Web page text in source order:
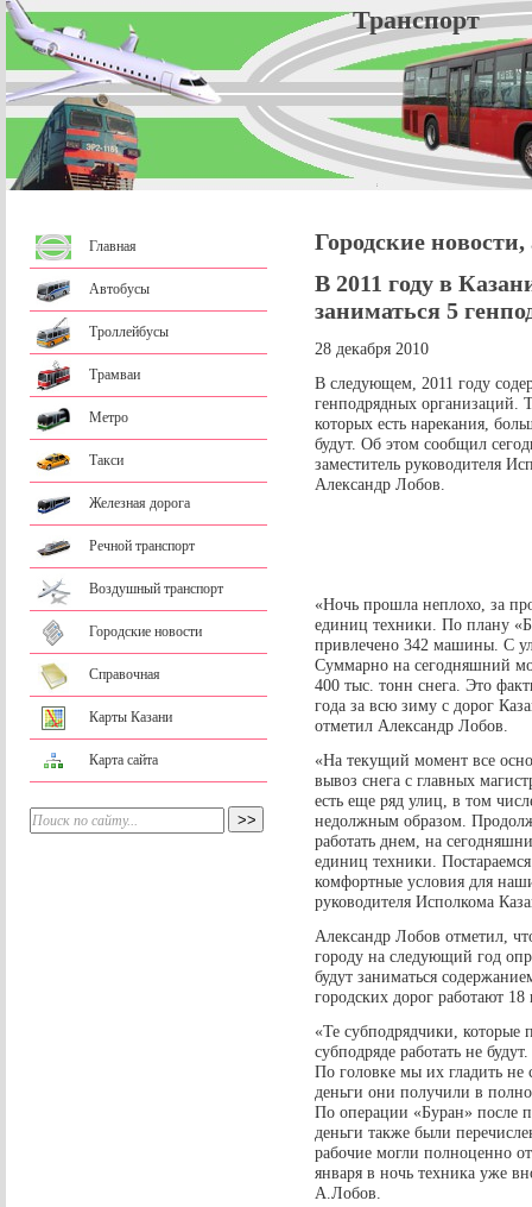
Главная
Автобусы
Троллейбусы
Трамваи
Метро
Такси
Железная дорога
Речной транспорт
Воздушный транспорт
Городские новости
Справочная
Карты Казани
Карта сайта
Городские
В 2011 году в
заниматься 5
28 декабря 2010
В следующем, 2011 году
генподрядных организаций.
которых есть нарекания,
будут. Об этом сообщил
заместитель руководителя
Александр Лобов.
«Ночь прошла неплохо, за
единиц техники. По плану
привлечено 342 машины. С
Суммарно на сегодняшний
400 тыс. тонн снега. Это
года за всю зиму с дорог
отметил Александр Лобов.
«На текущий момент все
вывоз снега с главных
есть еще ряд улиц, в том
недолжным образом.
работать днем, на
единиц техники.
комфортные условия для
руководителя Исполкома
Александр Лобов отметил,
городу на следующий год
будут заниматься
городских дорог работают
«Те субподрядчики, которые
субподряде работать не
По головке мы их гладить не
деньги они получили в
По операции «Буран» после
деньги также были
рабочие могли полноценно
января в ночь техника уже
А.Лобов.